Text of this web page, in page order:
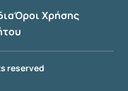
Όροι Χρήσης
reserved